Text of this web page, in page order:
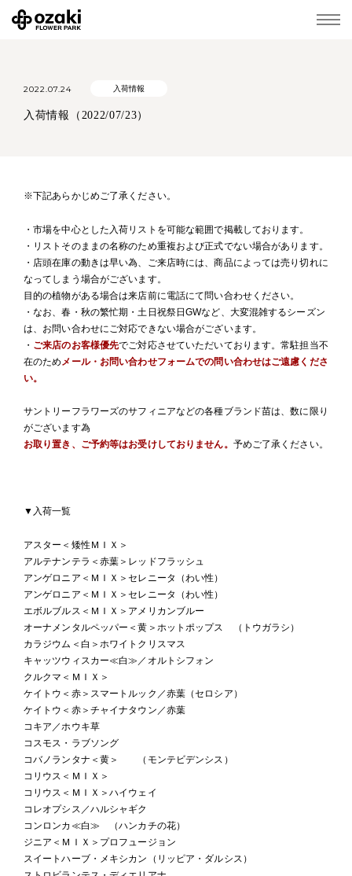
2022.07.24 入荷情報
入荷情報（2022/07/23）
※下記あらかじめご了承ください。
・市場を中心とした入荷リストを可能な範囲で掲載しております。
・リストそのままの名称のため重複および正式でない場合があります。
・店頭在庫の動きは早い為、ご来店時には、商品によっては売り切れに
なってしまう場合がございます。
目的の植物がある場合は来店前に電話にて問い合わせください。
・なお、春・秋の繁忙期・土日祝祭日GWなど、大変混雑するシーズン
は、お問い合わせにご対応できない場合がございます。
・ ご来店のお客様優先でご対応させていただいております。常駐担当不
在のため メール・お問い合わせフォームでの問い合わせはご遠慮くださ
い。
サントリーフラワーズのサフィニアなどの各種ブランド苗は、数に限り
がございます為
お取り置き、ご予約等はお受けしておりません。 予めご了承ください。
▼入荷一覧
アスター＜矮性ＭＩＸ＞
アルテナンテラ＜赤葉＞レッドフラッシュ
アンゲロニア＜ＭＩＸ＞セレニータ（わい性）
アンゲロニア＜ＭＩＸ＞セレニータ（わい性）
エボルブルス＜ＭＩＸ＞アメリカンブルー
オーナメンタルペッパー＜黄＞ホットポップス （トウガラシ）
カラジウム＜白＞ホワイトクリスマス
キャッツウィスカー≪白≫／オルトシフォン
クルクマ＜ＭＩＸ＞
ケイトウ＜赤＞スマートルック／赤葉（セロシア）
ケイトウ＜赤＞チャイナタウン／赤葉
コキア／ホウキ草
コスモス・ラブソング
コバノランタナ＜黄＞ （モンテビデンシス）
コリウス＜ＭＩＸ＞
コリウス＜ＭＩＸ＞ハイウェイ
コレオプシス／ハルシャギク
コンロンカ≪白≫ （ハンカチの花）
ジニア＜ＭＩＸ＞プロフュージョン
スイートハーブ・メキシカン（リッピア・ダルシス）